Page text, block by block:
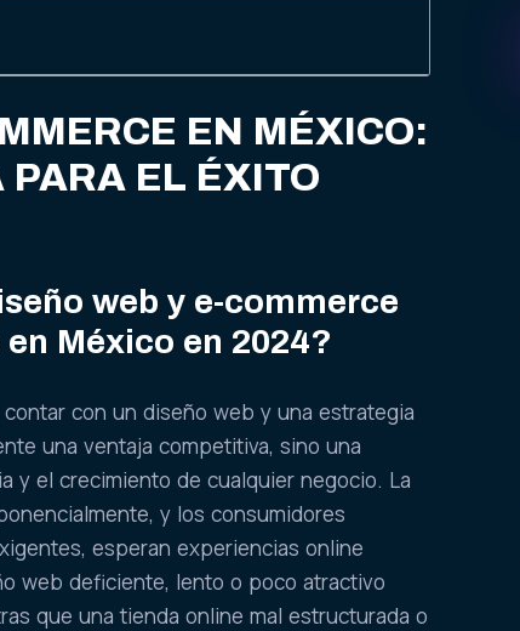
EN MÉXICO:
EL ÉXITO
web y e-commerce
México en 2024?
con un diseño web y una estrategia
una ventaja competitiva, sino una
y el crecimiento de cualquier negocio. La
y los consumidores
esperan experiencias online
web deficiente, lento o poco atractivo
que una tienda online mal estructurada o